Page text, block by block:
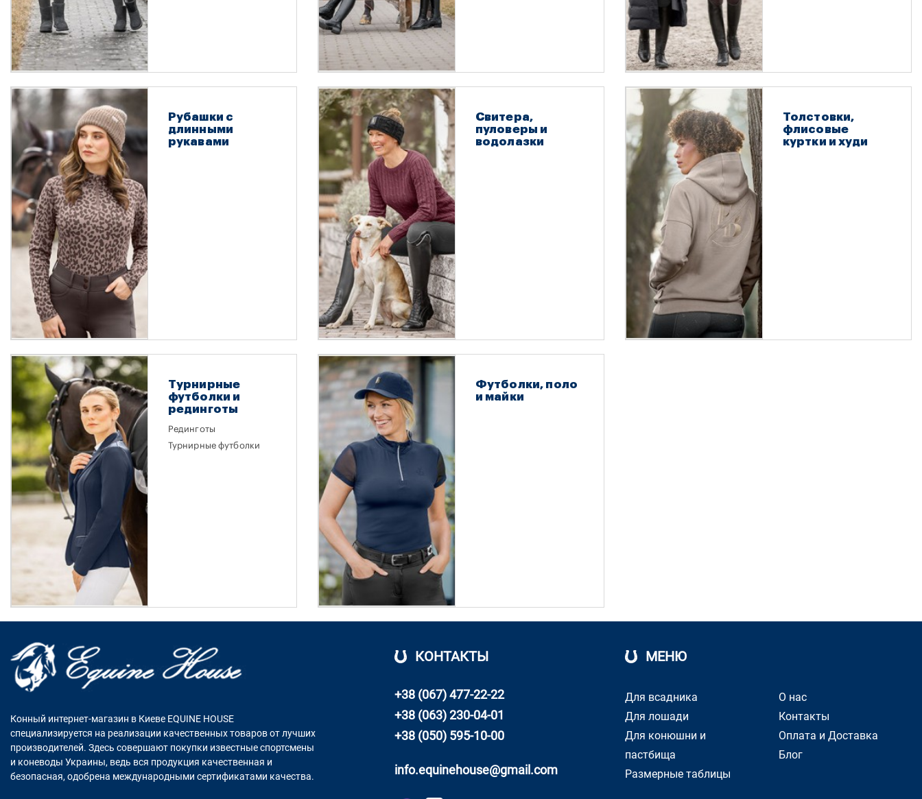
Рубашки с
длинными
рукавами
Свитера,
пуловеры и
водолазки
Толстовки,
флисовые
куртки и худи
Турнирные
футболки и
рединготы
Рединготы
Турнирные футболки
Футболки, поло
и майки
Конный интернет-магазин в Киеве EQUINE HOUSE
специализируется на реализации качественных товаров от лучших
производителей. Здесь совершают покупки известные спортсмены
и коневоды Украины, ведь вся продукция качественная и
безопасная, одобрена международными сертификатами качества.
КОНТАКТЫ
+38 (067) 477-22-22
+38 (063) 230-04-01
+38 (050) 595-10-00
info.equinehouse@gmail.com
МЕНЮ
Для всадника
Для лошади
Для конюшни и
пастбища
Размерные таблицы
О нас
Контакты
Оплата и Доставка
Блог